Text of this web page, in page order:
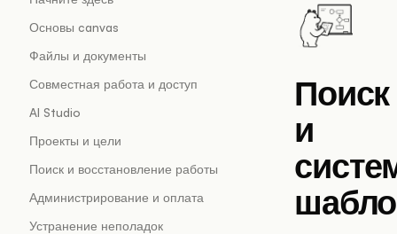
Основы canvas
Файлы и документы
Совместная работа и доступ
AI Studio
Проекты и цели
Поиск и восстановление работы
Администрирование и оплата
Устранение неполадок
Поиск
и